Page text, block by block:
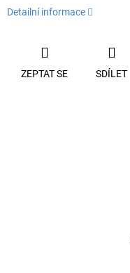
Detailní informace
ZEPTAT SE SDÍLET